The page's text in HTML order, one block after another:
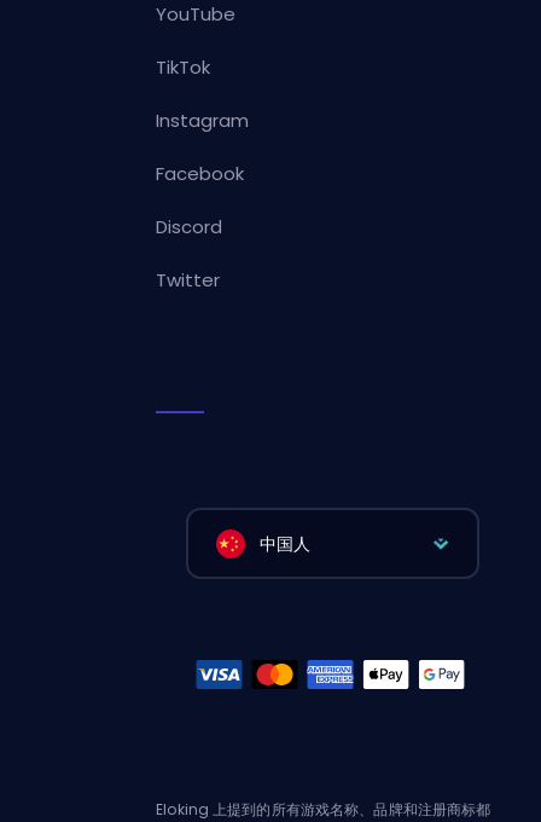
YouTube
TikTok
Instagram
Facebook
Discord
Twitter
中国人
Eloking 上提到的所有游戏名称、品牌和注册商标都